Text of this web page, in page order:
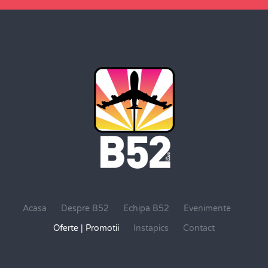
Acasa Despre B52 Echipa B52
Evenimente
Oferte | Promotii
Instapics Contact